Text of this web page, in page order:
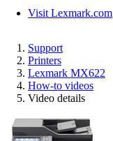
Visit Lexmark.com
Support
Printers
Lexmark MX622
How-to videos
Video details